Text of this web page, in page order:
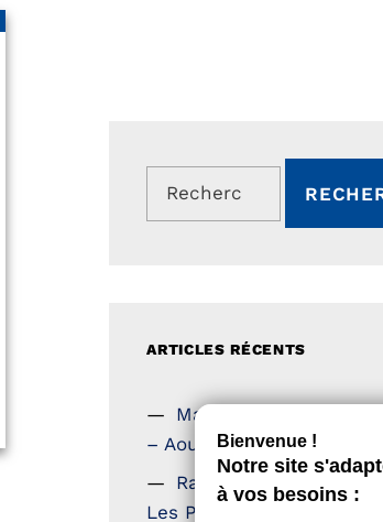
Rechercher :
ARTICLES RÉCENTS
Magazine Tourisme
– Aout 2026
Rallye Aicha des
Les Petillantes